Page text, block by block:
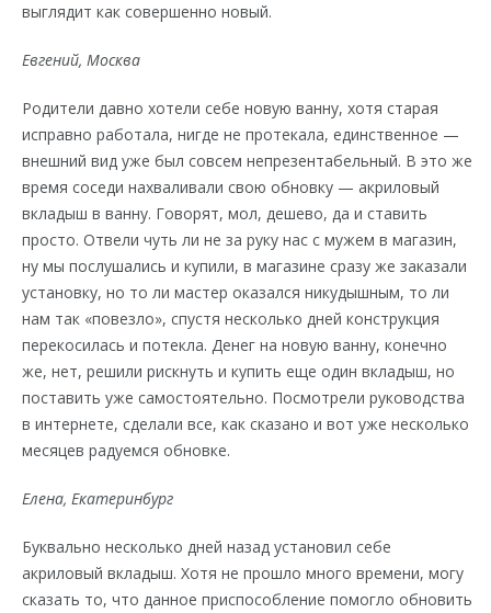
выглядит как совершенно новый.
Евгений, Москва
Родители давно хотели себе новую ванну, хотя старая
исправно работала, нигде не протекала, единственное —
внешний вид уже был совсем непрезентабельный. В это же
время соседи нахваливали свою обновку — акриловый
вкладыш в ванну. Говорят, мол, дешево, да и ставить
просто. Отвели чуть ли не за руку нас с мужем в магазин,
ну мы послушались и купили, в магазине сразу же заказали
установку, но то ли мастер оказался никудышным, то ли
нам так «повезло», спустя несколько дней конструкция
перекосилась и потекла. Денег на новую ванну, конечно
же, нет, решили рискнуть и купить еще один вкладыш, но
поставить уже самостоятельно. Посмотрели руководства
в интернете, сделали все, как сказано и вот уже несколько
месяцев радуемся обновке.
Елена, Екатеринбург
Буквально несколько дней назад установил себе
акриловый вкладыш. Хотя не прошло много времени, могу
сказать то, что данное приспособление помогло обновить